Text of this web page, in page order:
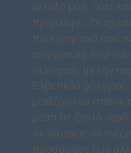
μεταξύ μας, ούτε
προβλέψει. Οι
πιο εκρηκτικό σου
ισορροπίες που
συντηρείς με την
Ελβετικού
μοιάζουν να σπάνε
μέσα σε ζεστό
ότι κάποιος σε
προσδοκίες των